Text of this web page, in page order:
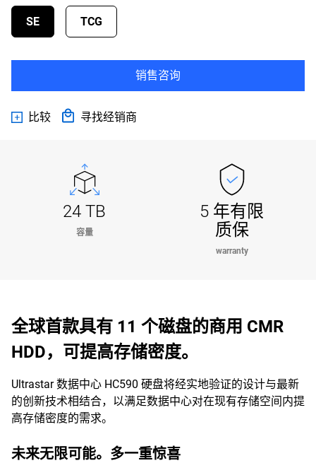
SE TCG
销售咨询
比较 寻找经销商
24 TB
容量
5 年有限
质保
warranty
全球首款具有 11 个磁盘的商用 CMR
HDD，可提高存储密度。
Ultrastar 数据中心 HC590 硬盘将经实地验证的设计与最新
的创新技术相结合，以满足数据中心对在现有存储空间内提
高存储密度的需求。
未来无限可能。多一重惊喜